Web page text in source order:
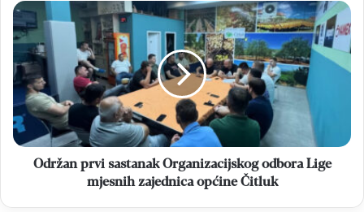
Održan
prvi
sastanak
Organizacijskog
odbora
Lige
mjesnih
zajednica
općine
ČitlukOdržan prvi sastanak Organizacijskog odbora Lige
mjesnih zajednica općine Čitluk